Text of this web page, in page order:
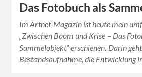
Das Fotobuch als
Im Artnet-Magazin ist heute mein
„Zwischen Boom und Krise – Das
Sammelobjekt“ erschienen. Darin
Bestandsaufnahme, die Entwicklung